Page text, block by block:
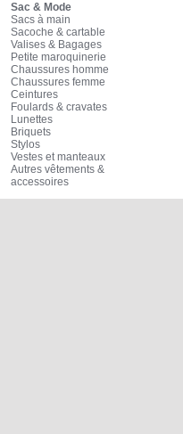
Sac & Mode
Sacs à main
Sacoche & cartable
Valises & Bagages
Petite maroquinerie
Chaussures homme
Chaussures femme
Ceintures
Foulards & cravates
Lunettes
Briquets
Stylos
Vestes et manteaux
Autres vêtements &
accessoires